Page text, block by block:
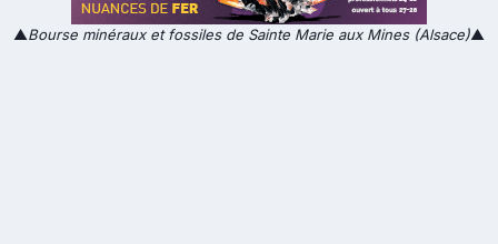
▲Bourse minéraux et fossiles de Sainte Marie aux Mines (Alsace)▲